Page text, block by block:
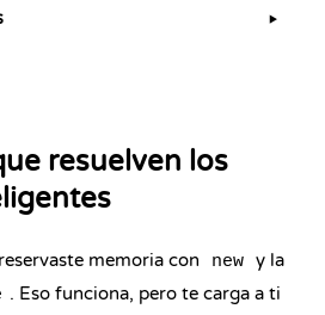
resuelven los
memoria con new y la
. Eso funciona, pero te carga a ti
▶